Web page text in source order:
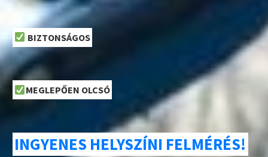
BIZTONSÁGOS
MEGLEPŐEN OLCSÓ
INGYENES HELYSZÍNI FELMÉRÉS!